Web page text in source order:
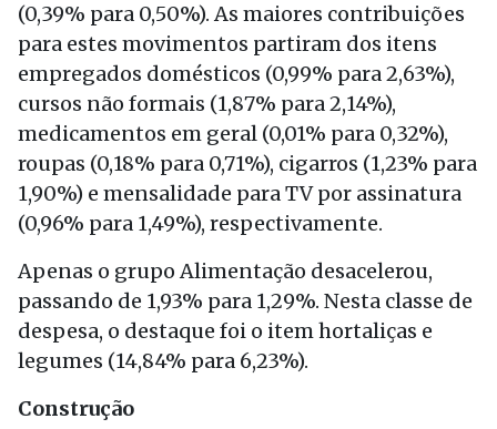
(0,39% para 0,50%). As maiores contribuições
para estes movimentos partiram dos itens
empregados domésticos (0,99% para 2,63%),
cursos não formais (1,87% para 2,14%),
medicamentos em geral (0,01% para 0,32%),
roupas (0,18% para 0,71%), cigarros (1,23% para
1,90%) e mensalidade para TV por assinatura
(0,96% para 1,49%), respectivamente.
Apenas o grupo Alimentação desacelerou,
passando de 1,93% para 1,29%. Nesta classe de
despesa, o destaque foi o item hortaliças e
legumes (14,84% para 6,23%).
Construção